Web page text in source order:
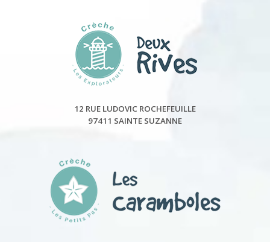
12 RUE LUDOVIC ROCHEFEUILLE
97411 SAINTE SUZANNE